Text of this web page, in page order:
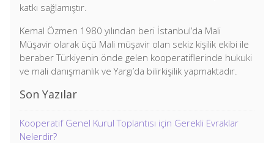
katkı sağlamıştır.
Kemal Özmen 1980 yılından beri İstanbul’da Mali
Müşavir olarak üçü Mali müşavir olan sekiz kişilik ekibi ile
beraber Türkiyenin önde gelen kooperatiflerinde hukuki
ve mali danışmanlık ve Yargı’da bilirkişilik yapmaktadır.
Son Yazılar
Kooperatif Genel Kurul Toplantısı için Gerekli Evraklar
Nelerdir?